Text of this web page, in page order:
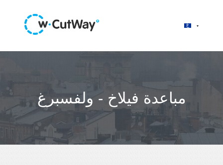
مباعدة فيلاخ - ولفسبرغ